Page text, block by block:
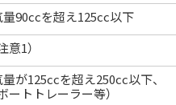
90ccを超え125cc以下
意1）
が125ccを超え250cc以下、
ートトレーラー等）